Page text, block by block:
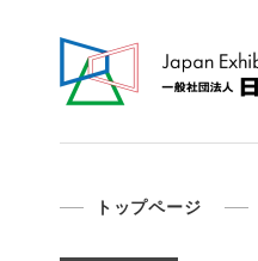
トップページ